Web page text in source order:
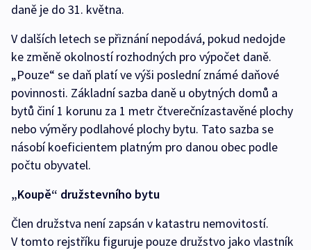
daně je do 31. května.
V dalších letech se přiznání nepodává, pokud nedojde
ke změně okolností rozhodných pro výpočet daně.
„Pouze“ se daň platí ve výši poslední známé daňové
povinnosti. Základní sazba daně u obytných domů a
bytů činí 1 korunu za 1 metr čtverečnízastavěné plochy
nebo výměry podlahové plochy bytu. Tato sazba se
násobí koeficientem platným pro danou obec podle
počtu obyvatel.
„Koupě“ družstevního bytu
Člen družstva není zapsán v katastru nemovitostí.
V tomto rejstříku figuruje pouze družstvo jako vlastník